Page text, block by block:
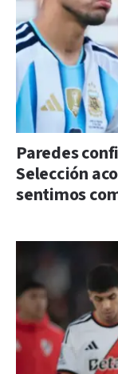
Paredes
Selección
sentimos